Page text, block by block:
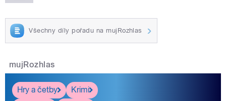
Všechny díly pořadu na mujRozhlas
mujRozhlas
Hry a četby
Krimi